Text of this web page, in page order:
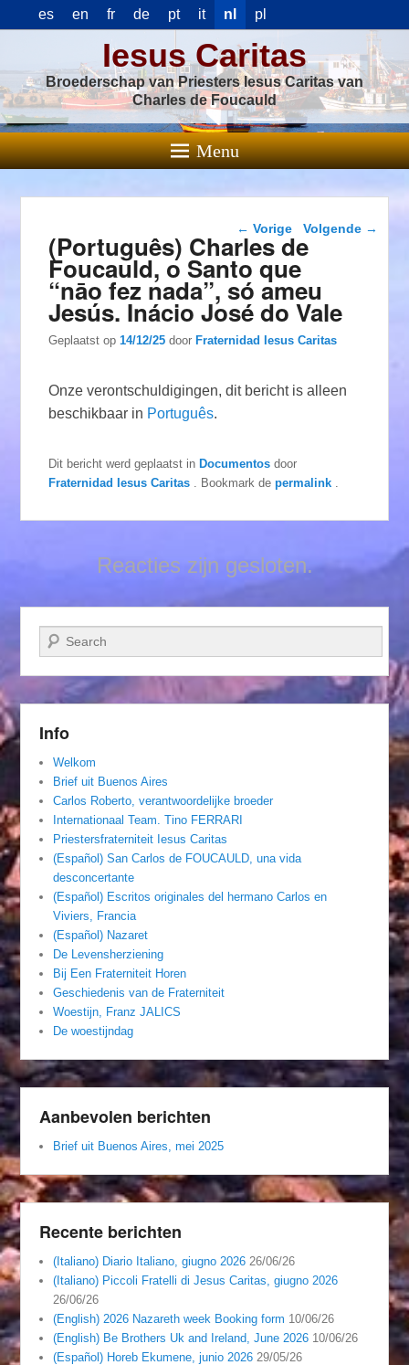
es en fr de pt it nl pl
Iesus Caritas
Broederschap van Priesters Iesus Caritas van
Charles de Foucauld
Menu
Berichtnavigatie
← Vorige Volgende →
(Português) Charles de
Foucauld, o Santo que
“nāo fez nada”, só ameu
Jesús. Inácio José do Vale
Geplaatst op14/12/25 doorFraternidad Iesus Caritas
Onze verontschuldigingen, dit bericht is alleen
beschikbaar in Português.
Dit bericht werd geplaatst inDocumentos door
Fraternidad Iesus Caritas
. Bookmark depermalink
Reacties zijn gesloten.
Zoeken
Info
Welkom
Brief uit Buenos Aires
Carlos Roberto, verantwoordelijke broeder
Internationaal Team. Tino FERRARI
Priestersfraterniteit Iesus Caritas
(Español) San Carlos de FOUCAULD, una vida
desconcertante
(Español) Escritos originales del hermano Carlos en
Viviers, Francia
(Español) Nazaret
De Levensherziening
Bij Een Fraterniteit Horen
Geschiedenis van de Fraterniteit
Woestijn, Franz JALICS
De woestijndag
Aanbevolen berichten
Brief uit Buenos Aires, mei 2025
Recente berichten
(Italiano) Diario Italiano, giugno 2026 26/06/26
(Italiano) Piccoli Fratelli di Jesus Caritas, giugno 2026
26/06/26
(English) 2026 Nazareth week Booking form 10/06/26
(English) Be Brothers Uk and Ireland, June 2026 10/06/26
(Español) Horeb Ekumene, junio 2026 29/05/26